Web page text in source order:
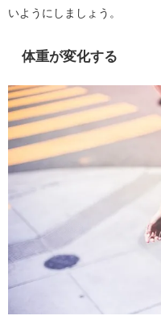
いようにしましょう。
体重が変化する